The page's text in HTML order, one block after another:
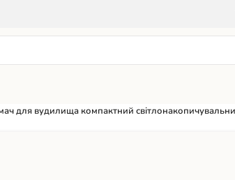
для вудилища компактний